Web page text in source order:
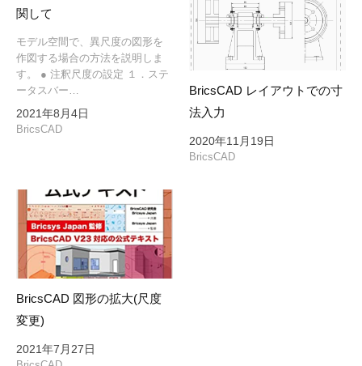
ン
関して
モデル空間で、異尺度の図形を
作図する場合の方法を説明しま
す。 ● 注釈尺度の設定 １．ステ
ータスバー…
2021年8月4日
BricsCAD
BricsCAD レイアウトでの寸
法入力
2020年11月19日
BricsCAD
BricsCAD 図形の拡大(尺度
変更)
2021年7月27日